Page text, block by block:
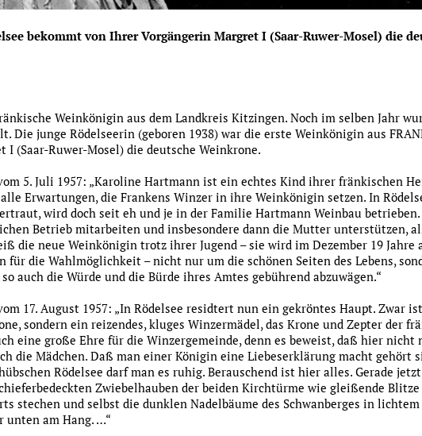
Karoline I aus Rödelsee bekommt von Ihrer Vorgängerin Margret I (Saar-
Weinkönigin aus dem Landkreis Kitzingen. Noch im selben Jahr
Die junge Rödelseerin (geboren 1938) war die erste Weinkönigin aus
I (Saar-Ruwer-Mosel) die deutsche Weinkrone.
5. Juli 1957: „Karoline Hartmann ist ein echtes Kind ihrer fränkischen
Erwartungen, die Frankens Winzer in ihre Weinkönigin setzen. In
wird doch seit eh und je in der Familie Hartmann Weinbau betrieben.
Betrieb mitarbeiten und insbesondere dann die Mutter unterstützen,
die neue Weinkönigin trotz ihrer Jugend – sie wird im Dezember 19
für die Wahlmöglichkeit – nicht nur um die schönen Seiten des Lebens,
auch die Würde und die Bürde ihres Amtes gebührend abzuwägen.“
17. August 1957: „In Rödelsee residtert nun ein gekröntes Haupt. Zwar
sondern ein reizendes, kluges Winzermädel, das Krone und Zepter der
eine große Ehre für die Winzergemeinde, denn es beweist, daß hier nicht
die Mädchen. Daß man einer Königin eine Liebeserklärung macht gehört
Rödelsee darf man es ruhig. Berauschend ist hier alles. Gerade
Zwiebelhauben der beiden Kirchtürme wie gleißende
stechen und selbst die dunklen Nadelbäume des Schwanberges in
unten am Hang. …“